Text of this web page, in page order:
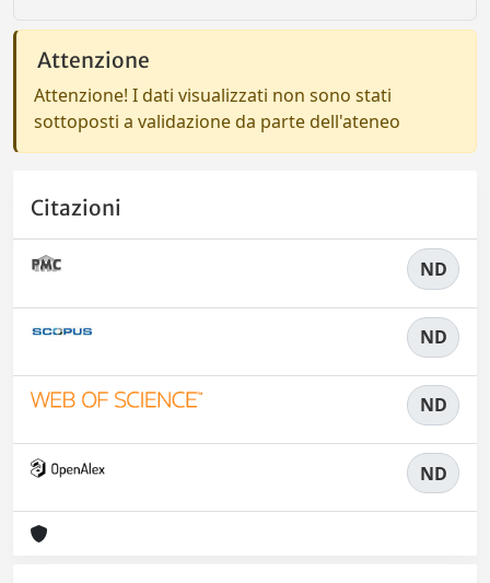
Attenzione
Attenzione! I dati visualizzati non sono stati
sottoposti a validazione da parte dell'ateneo
Citazioni
ND
ND
ND
ND